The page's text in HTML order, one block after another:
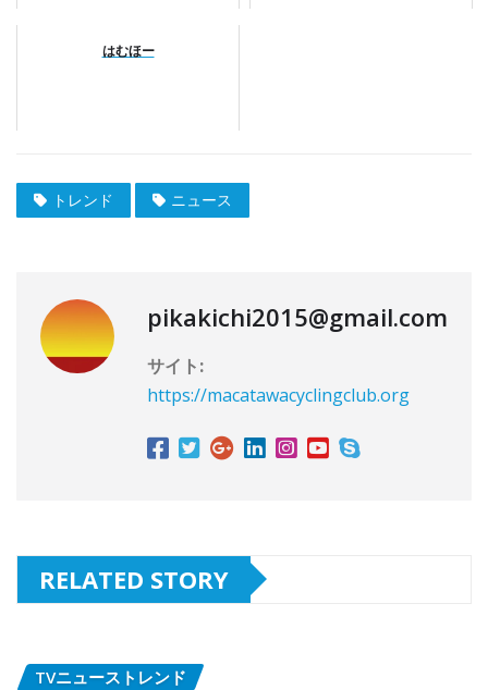
はむほー
トレンド ニュース
pikakichi2015@gmail.com
サイト:
https://macatawacyclingclub.org
RELATED STORY
TVニューストレンド